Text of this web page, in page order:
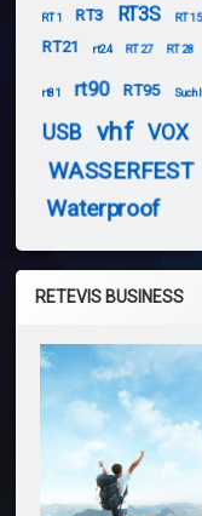
RT1 RT3 RT3S RT15
RT21 rt24 RT27 RT28
rt81 rt90 RT95
USB vhf VOX
WASSERFEST
Waterproof
RETEVIS BUSINESS